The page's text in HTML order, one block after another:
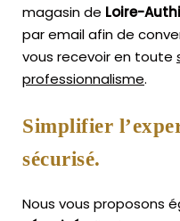
magasin de Loire-
par email afin de
vous recevoir en toute
professionnalisme.
Simplifier
sécurisé.
Nous vous proposons